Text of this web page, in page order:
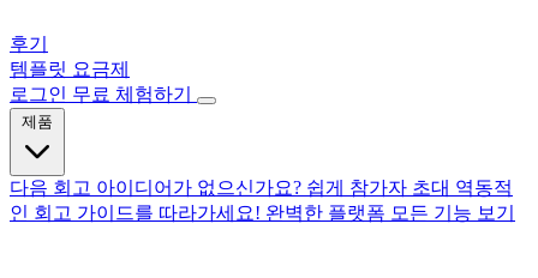
후기
템플릿 요금제
로그인 무료 체험하기
다음 회고 아이디어가 없으신가요? 쉽게 참가자 초대 역동적
인 회고 가이드를 따라가세요! 완벽한 플랫폼 모든 기능 보기